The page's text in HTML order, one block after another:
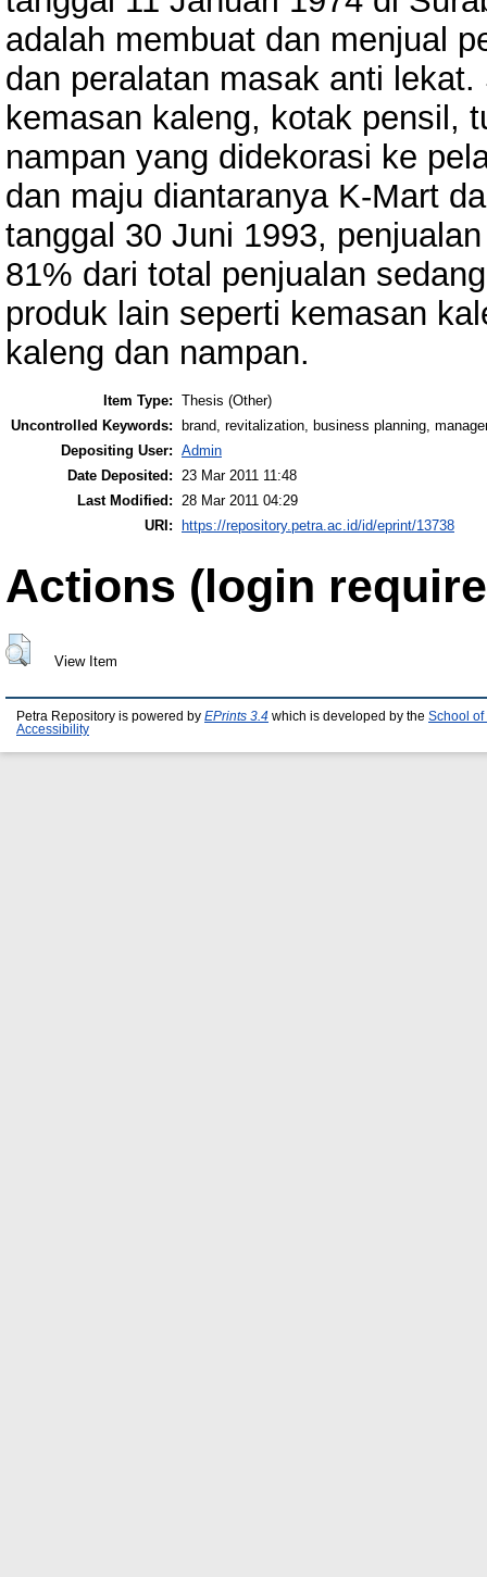
adalah membuat dan menjual
dan peralatan masak anti
kemasan kaleng, kotak pensil,
nampan yang didekorasi ke
dan maju diantaranya K-Mart
tanggal 30 Juni 1993,
81% dari total penjualan
produk lain seperti kemasan
kaleng dan nampan.
Item Type: Thesis (Other)
Uncontrolled Keywords: brand, revitalization, business planning,
Depositing User: Admin
Date Deposited:
23 Mar 2011 11:48
Last Modified:
28 Mar 2011 04:29
URI: https://repository.petra.ac.id/id/eprint/13738
Actions (login
View Item
Petra Repository is powered by EPrints 3.4 which is developed by the School of
Accessibility